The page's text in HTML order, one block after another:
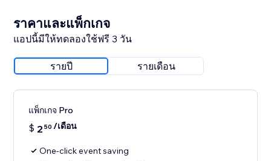
ราคาและแพ็กเกจ
แอปนี้มีให้ทดลองใช้ฟรี 3 วัน
รายปี รายเดือน
แพ็กเกจ Pro
$ 2 50 /เดือน
One-click event saving